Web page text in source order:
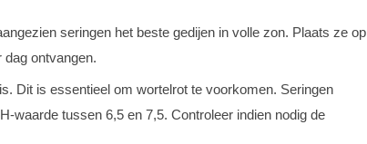
seringen het beste gedijen in volle zon. Plaats ze op
ontvangen.
Dit is essentieel om wortelrot te voorkomen. Seringen
waarde tussen 6,5 en 7,5. Controleer indien nodig de